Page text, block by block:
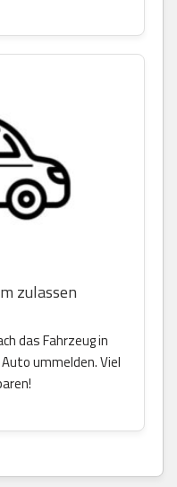
zulassen
das Fahrzeug in
ummelden. Viel